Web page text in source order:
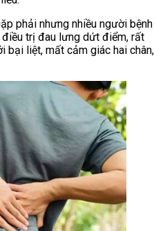
phải nhưng nhiều người bệnh
trị đau lưng dứt điểm, rất
bại liệt, mất cảm giác hai chân,